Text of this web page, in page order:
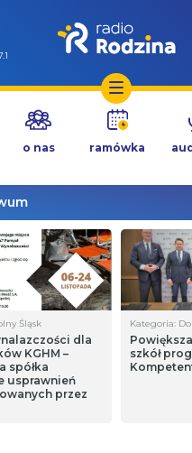
o nas ramówka
Śląsk
dla
KGHM –
spółka
usprawnień
przez
Kategoria:
szkół